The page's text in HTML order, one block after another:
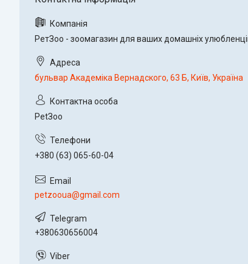
РетЗоо - зоомагазин для ваших домашніх
бульвар Академіка Вернадского, 63 Б, Київ, Україна
PetЗoo
+380 (63) 065-60-04
petzooua@gmail.com
+380630656004